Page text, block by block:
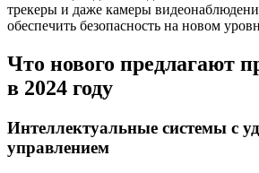
трекеры и даже камеры
обеспечить безопасность на новом
Что нового предлагают
в 2024 году
Интеллектуальные системы с
управлением